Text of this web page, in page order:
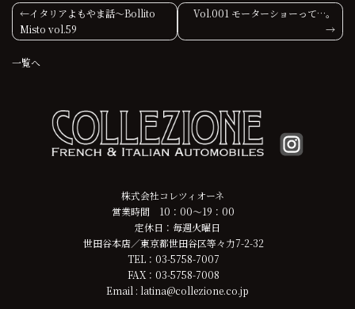
投
稿
ナ
イタリアよもやま話〜Bollito
Misto vol.59
Vol.001 モーターショーって…。
一覧へ
株式会社コレツィオーネ
営業時間 10：00～19：00
定休日：毎週火曜日
世田谷本店／東京都世田谷区等々力7-2-32
TEL：03-5758-7007
FAX：03-5758-7008
Email : latina@collezione.co.jp